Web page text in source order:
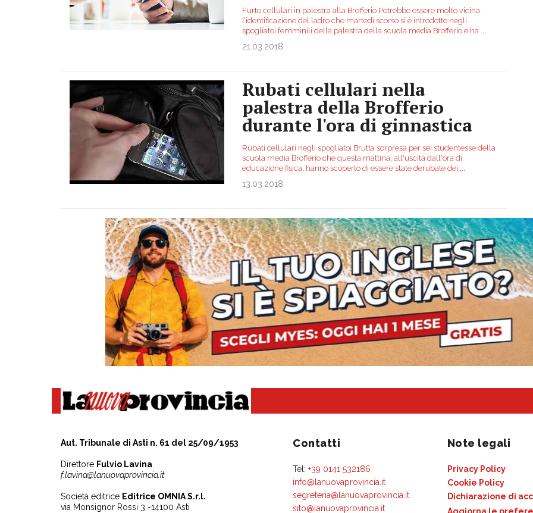
Furto cellulari in palestra alla Brofferio Potrebbe essere molto vicina
l’identificazione del ladro che martedì scorso si è introdotto negli
spogliatoi femminili della palestra della scuola media Brofferio e ha
21.03.2018
Rubati cellulari nella
palestra della Brofferio
durante l'ora di ginnastica
Rubati cellulari negli spogliatoi Brutta sorpresa per sei studentesse della
scuola media Brofferio che questa mattina, all'uscita dall'ora di
educazione fisica, hanno scoperto di essere state derubate dei
13.03.2018
Aut. Tribunale di Asti n. 61 del 25/09/1953
Direttore Fulvio Lavina
f.lavina@lanuovaprovincia.it
Società editrice Editrice OMNIA S.r.l.
via Monsignor Rossi 3 -14100 Asti
Contatti
Tel: +39 0141 532186
info@lanuovaprovincia.it
segreteria@lanuovaprovincia.it
sito@lanuovaprovincia.it
Note legali
Privacy Policy
Cookie Policy
Dichiarazione di